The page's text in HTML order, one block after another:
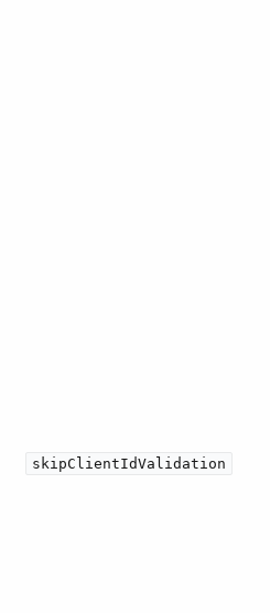
skipClientIdValidation